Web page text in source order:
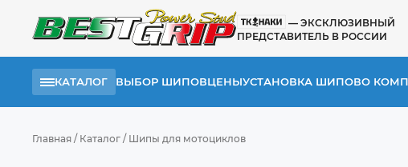
— ЭКСКЛЮЗИВНЫЙ
ПРЕДСТАВИТЕЛЬ В РОССИИ
КАТАЛОГ ВЫБОР ШИПОВЦЕНЫУСТАНОВКА ШИПОВО
Главная / Каталог / Шипы для мотоциклов